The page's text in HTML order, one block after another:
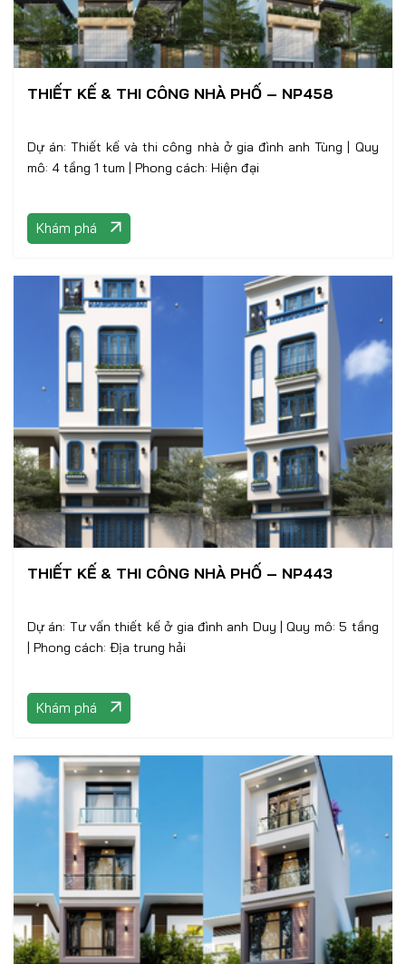
THIẾT KẾ & THI CÔNG NHÀ PHỐ – NP458
Dự án: Thiết kế và thi công nhà ở gia đình anh Tùng | Quy
mô: 4 tầng 1 tum | Phong cách: Hiện đại
Khám phá
THIẾT KẾ & THI CÔNG NHÀ PHỐ – NP443
Dự án: Tư vấn thiết kế ở gia đình anh Duy | Quy mô: 5 tầng
| Phong cách: Địa trung hải
Khám phá